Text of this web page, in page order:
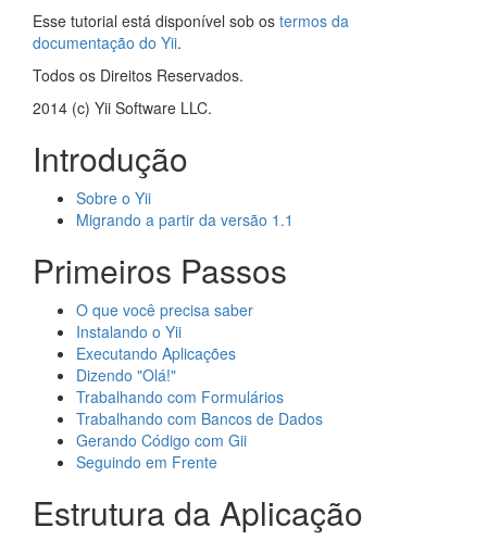
Esse tutorial está disponível sob os termos da
documentação do Yii.
Todos os Direitos Reservados.
2014 (c) Yii Software LLC.
Introdução
Sobre o Yii
Migrando a partir da versão 1.1
Primeiros Passos
O que você precisa saber
Instalando o Yii
Executando Aplicações
Dizendo "Olá!"
Trabalhando com Formulários
Trabalhando com Bancos de Dados
Gerando Código com Gii
Seguindo em Frente
Estrutura da Aplicação